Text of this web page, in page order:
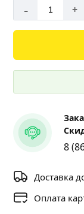
- +
8
Доставка
Оплата